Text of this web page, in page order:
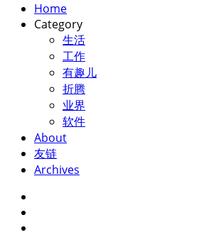
Home
Category
生活
工作
有趣儿
折腾
业界
软件
About
友链
Archives